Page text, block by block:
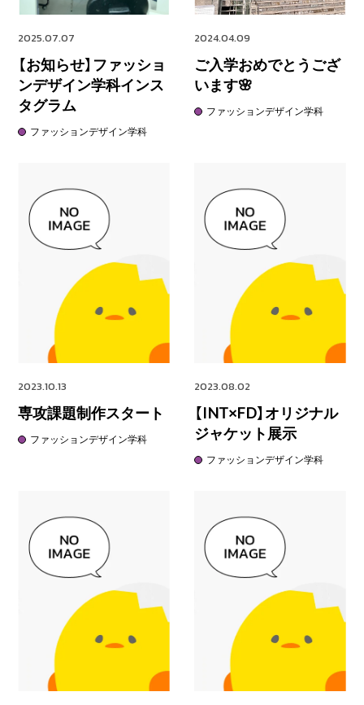
2025.07.07
【お知らせ】ファッショ
ンデザイン学科インス
タグラム
ファッションデザイン学科
2024.04.09
ご入学おめでとうござ
います🌸
ファッションデザイン学科
2023.10.13
専攻課題制作スタート
ファッションデザイン学科
2023.08.02
【INT×FD】オリジナル
ジャケット展示
ファッションデザイン学科